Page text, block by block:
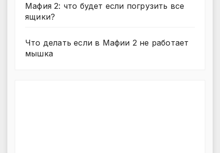
Мафия 2: что будет если погрузить все
ящики?
Что делать если в Мафии 2 не работает
мышка